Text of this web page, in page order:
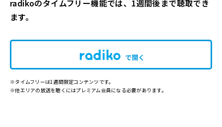
radikoのタイムフリー機能では、1週間後まで聴取でき
ます。
で開く
※タイムフリーは1週間限定コンテンツです。
※他エリアの放送を聴くにはプレミアム会員になる必要があります。